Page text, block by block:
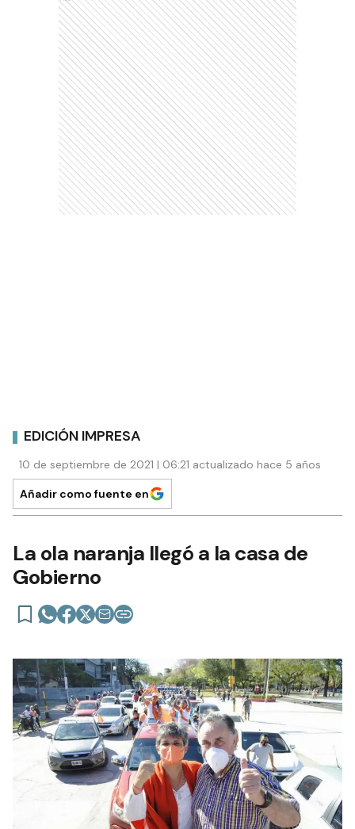
EDICIÓN IMPRESA
10 de septiembre de 2021 | 06:21 actualizado hace 5 años
Añadir como fuente en
La ola naranja llegó a la casa de
Gobierno